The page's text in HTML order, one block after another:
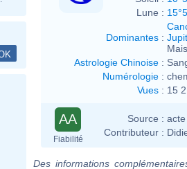
Lune :
Dominantes :
Astrologie Chinoise :
Numérologie :
Vues : 15
AA
Fiabilité
Source :
Contributeur :
Des informations